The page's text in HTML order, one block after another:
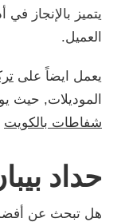
يتميز بالإنجاز
العميل.
يعمل ايضاً على
الموديلات, حيث
شفاطات بالكويت
حداد
هل تبحث عن أفضل